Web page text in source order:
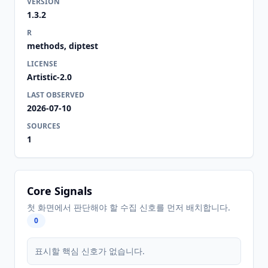
1.3.2
R
methods, diptest
LICENSE
Artistic-2.0
LAST OBSERVED
2026-07-10
SOURCES
1
Core Signals
첫 화면에서 판단해야 할 수집 신호를 먼저 배치합니다.
0
표시할 핵심 신호가 없습니다.